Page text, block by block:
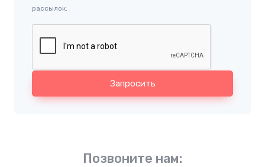
рассылок.
Запросить
Позвоните нам: